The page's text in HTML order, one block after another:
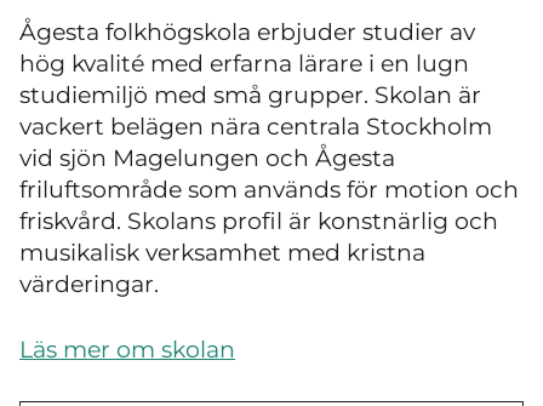
Ågesta folkhögskola erbjuder studier av
hög kvalité med erfarna lärare i en lugn
studiemiljö med små grupper. Skolan är
vackert belägen nära centrala Stockholm
vid sjön Magelungen och Ågesta
friluftsområde som används för motion och
friskvård. Skolans profil är konstnärlig och
musikalisk verksamhet med kristna
värderingar.
Läs mer om skolan